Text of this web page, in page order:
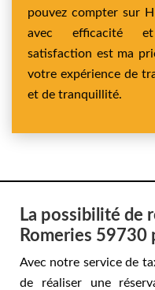
pouvez compter sur
avec efficacité et
satisfaction est ma
votre expérience de
et de tranquillité.
La possibilité de
Romeries 59730
Avec notre service de
de réaliser une